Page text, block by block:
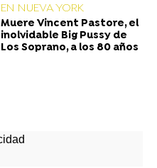
EN NUEVA YORK
Muere Vincent Pastore, el
inolvidable Big Pussy de
Los Soprano, a los 80 años